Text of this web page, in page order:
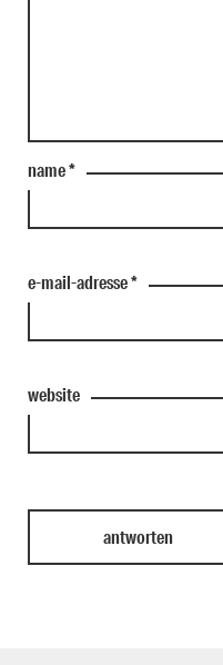
name*
e-mail-adresse*
website